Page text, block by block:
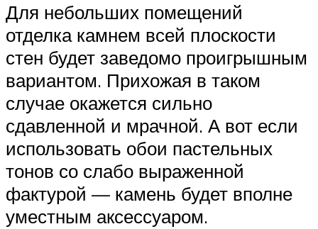
Для небольших помещений
отделка камнем всей плоскости
стен будет заведомо проигрышным
вариантом. Прихожая в таком
случае окажется сильно
сдавленной и мрачной. А вот если
использовать обои пастельных
тонов со слабо выраженной
фактурой — камень будет вполне
уместным аксессуаром.